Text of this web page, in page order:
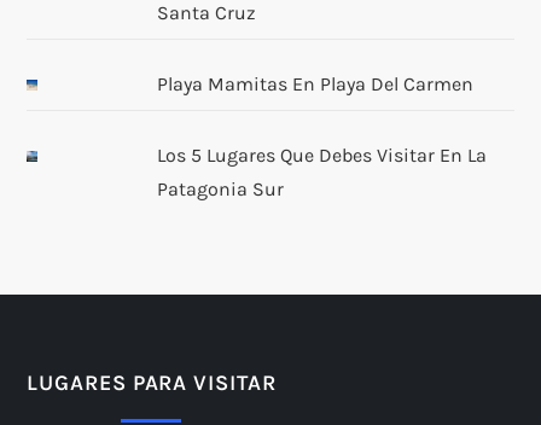
Santa Cruz
Playa Mamitas En Playa Del Carmen
Los 5 Lugares Que Debes Visitar En La
Patagonia Sur
LUGARES PARA VISITAR